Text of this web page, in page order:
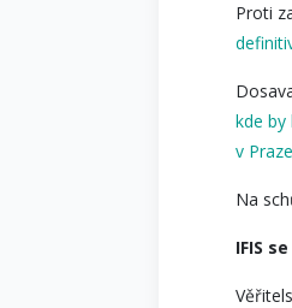
Proti
kde by
v
Na
IFIS